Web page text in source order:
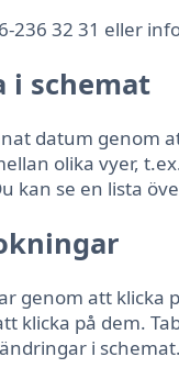
236 32 31 eller
i schemat
datum genom
olika vyer,
kan se en lista
genom att
klicka på dem.
i